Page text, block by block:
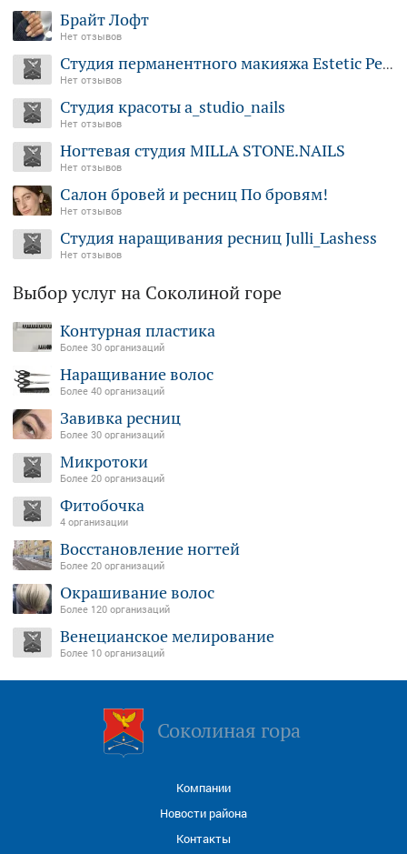
Брайт Лофт
Нет отзывов
Студия перманентного макияжа Estetic Permanent
Нет отзывов
Студия красоты a_studio_nails
Нет отзывов
Ногтевая студия MILLA STONE.NAILS
Нет отзывов
Салон бровей и ресниц По бровям!
Нет отзывов
Студия наращивания ресниц Julli_Lashess
Нет отзывов
Выбор услуг на Соколиной горе
Контурная пластика
Более 30 организаций
Наращивание волос
Более 40 организаций
Завивка ресниц
Более 30 организаций
Микротоки
Более 20 организаций
Фитобочка
4 организации
Восстановление ногтей
Более 20 организаций
Окрашивание волос
Более 120 организаций
Венецианское мелирование
Более 10 организаций
Соколиная гора
Компании
Новости района
Контакты